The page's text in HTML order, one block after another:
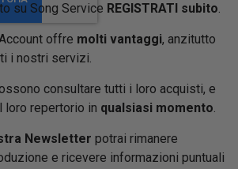
su Song Service REGISTRATI subito.
offre molti vantaggi, anzitutto
i nostri servizi.
consultare tutti i loro acquisti, e
loro repertorio in qualsiasi momento.
Newsletter potrai rimanere
e ricevere informazioni puntuali